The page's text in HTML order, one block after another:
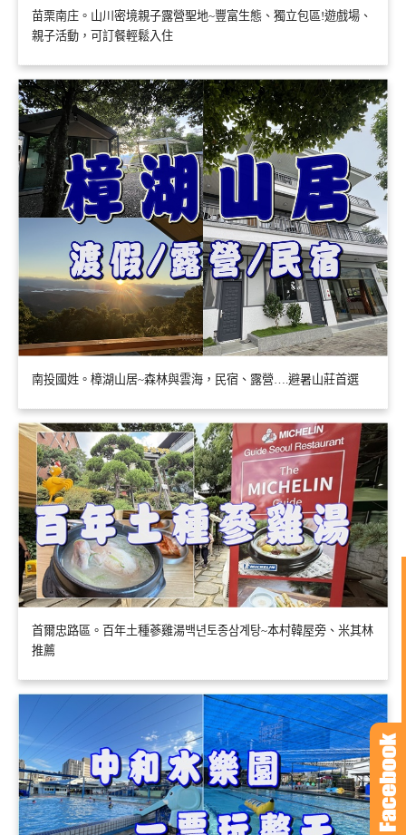
苗栗南庄。山川密境親子露營聖地~豐富生態、獨立包區!遊戲場、
親子活動，可訂餐輕鬆入住
南投國姓。樟湖山居~森林與雲海，民宿、露營….避暑山莊首選
首爾忠路區。百年土種蔘雞湯백년토종삼계탕~本村韓屋旁、米其林
推薦